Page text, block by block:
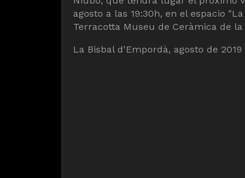
agosto a las 19:30h, en el espacio
Terracotta Museu de Ceràmica de la
La Bisbal d'Empordà, agosto de 2019